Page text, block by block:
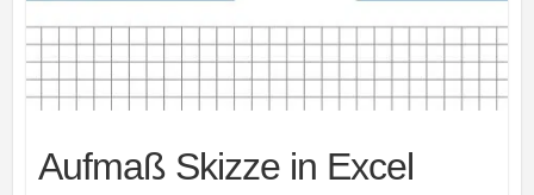
Aufmaß Skizze in Excel